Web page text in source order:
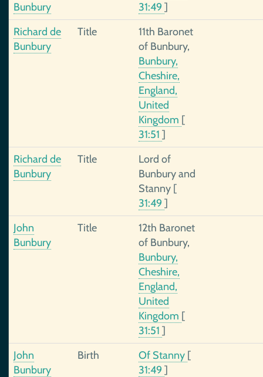
Bunbury
31:49 ]
Richard de
Bunbury
Title
11th Baronet
of Bunbury,
Bunbury,
Cheshire,
England,
United
Kingdom [
31:51 ]
Richard de
Bunbury
Title
Lord of
Bunbury and
Stanny [
31:49 ]
John
Bunbury
Title
12th Baronet
of Bunbury,
Bunbury,
Cheshire,
England,
United
Kingdom [
31:51 ]
John
Bunbury
Birth Of Stanny [
31:49 ]